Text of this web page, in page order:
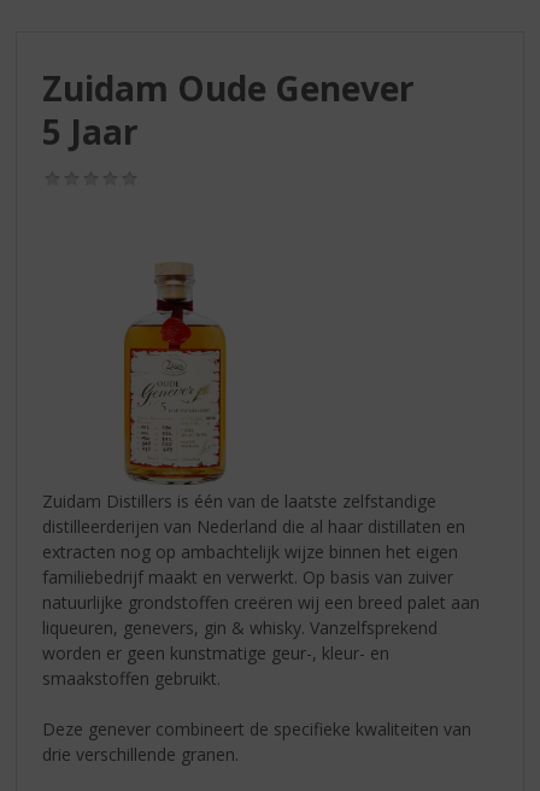
Zuidam Oude Genever
5 Jaar
Zuidam Distillers is één van de laatste zelfstandige
distilleerderijen van Nederland die al haar distillaten en
extracten nog op ambachtelijk wijze binnen het eigen
familiebedrijf maakt en verwerkt. Op basis van zuiver
natuurlijke grondstoffen creëren wij een breed palet aan
liqueuren, genevers, gin & whisky. Vanzelfsprekend
worden er geen kunstmatige geur-, kleur- en
smaakstoffen gebruikt.
Deze genever combineert de specifieke kwaliteiten van
drie verschillende granen.